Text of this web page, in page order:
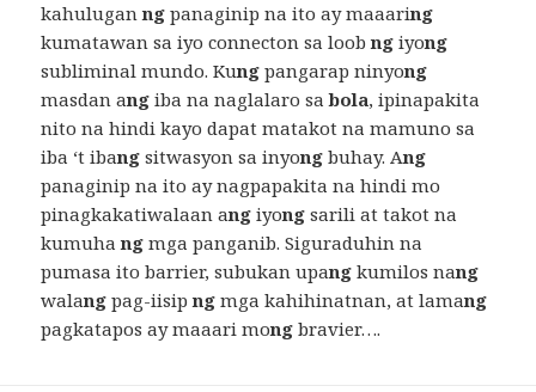
kahuluganng panaginip na ito ay maaaring
kumatawan sa iyo connecton sa loobng iyong
subliminal mundo. Kung pangarap ninyong
masdan ang iba na naglalaro sabola, ipinapakita
nito na hindi kayo dapat matakot na mamuno sa
iba ‘t ibang sitwasyon sa inyong buhay. Ang
panaginip na ito ay nagpapakita na hindi mo
pinagkakatiwalaan ang iyong sarili at takot na
kumuhang mga panganib. Siguraduhin na
pumasa ito barrier, subukan upang kumilos nang
walang pag-iisipng mga kahihinatnan, at lamang
pagkatapos ay maaari mong bravier….